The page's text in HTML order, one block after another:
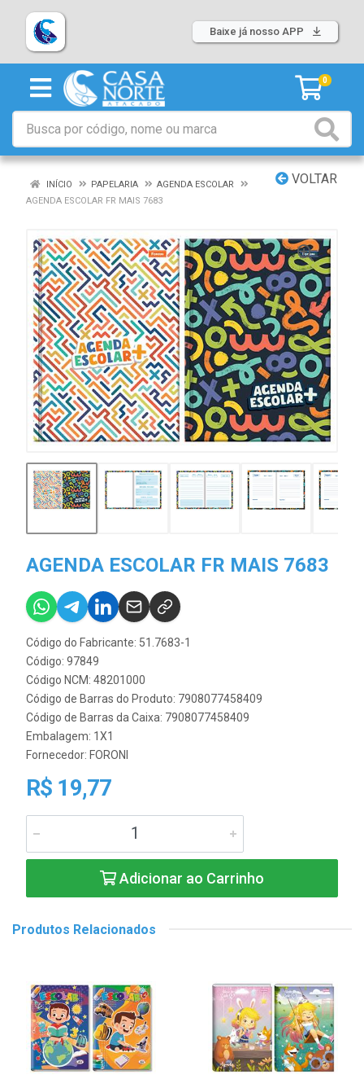
Baixe já nosso APP
0
VOLTAR
INÍCIO PAPELARIA
AGENDA ESCOLAR
AGENDA ESCOLAR FR MAIS 7683
AGENDA ESCOLAR FR MAIS 7683
Código do Fabricante: 51.7683-1
Código: 97849
Código NCM: 48201000
Código de Barras do Produto: 7908077458409
Código de Barras da Caixa: 7908077458409
Embalagem: 1X1
Fornecedor: FORONI
R$ 19,77
Adicionar ao Carrinho
Produtos Relacionados